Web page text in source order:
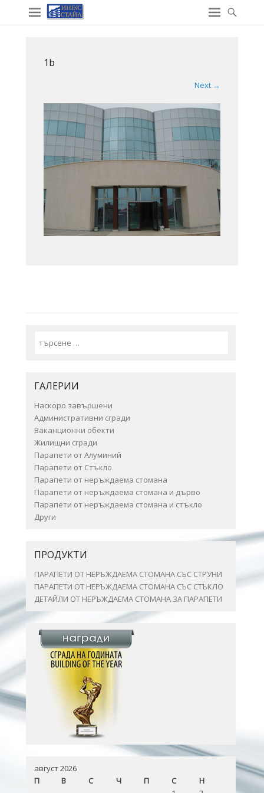
1b
Next →
ГАЛЕРИИ
Наскоро завършени
Административни сгради
Ваканционни обекти
Жилищни сгради
Парапети от Алуминий
Парапети от Стъкло
Парапети от неръждаема стомана
Парапети от неръждаема стомана и дърво
Парапети от неръждаема стомана и стъкло
Други
ПРОДУКТИ
ПАРАПЕТИ ОТ НЕРЪЖДАЕМА СТОМАНА СЪС СТРУНИ
ПАРАПЕТИ ОТ НЕРЪЖДАЕМА СТОМАНА СЪС СТЪКЛО
ДЕТАЙЛИ ОТ НЕРЪЖДАЕМА СТОМАНА ЗА ПАРАПЕТИ
август 2026
П
В С Ч П С
Н